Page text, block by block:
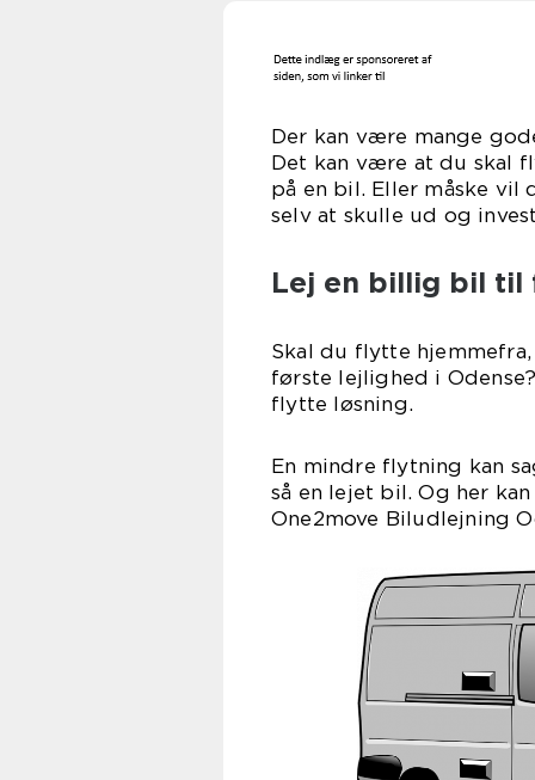
Der kan være mange
Det kan være at du skal
på en bil. Eller måske
selv at skulle ud og
Lej en billig bil til
Skal du flytte
første lejlighed i
flytte løsning.
En mindre flytning kan
så en lejet bil. Og her
One2move Biludlejning